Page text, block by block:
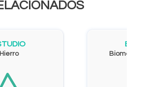
Hierro Biometría